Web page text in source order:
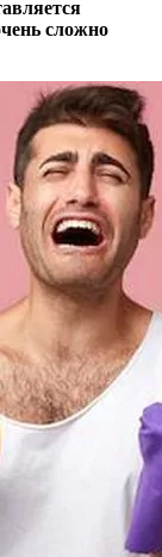
сложно